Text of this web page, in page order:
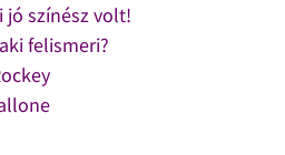
jó színész volt!
felismeri?